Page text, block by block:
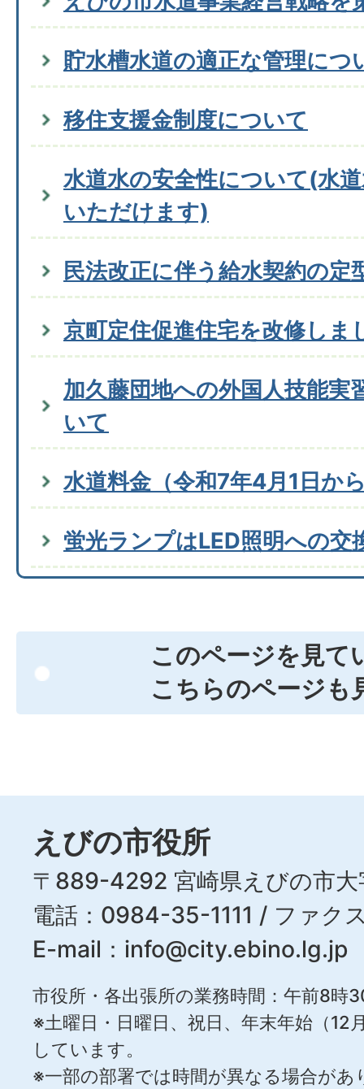
貯水槽水道の適正な管理につ
移住支援金制度について
水道水の安全性について(水
いただけます)
民法改正に伴う給水契約の定
京町定住促進住宅を改修しま
加久藤団地への外国人技能実
いて
水道料金（令和7年4月1日か
蛍光ランプはLED照明への交
このページを見て
こちらのページも
えびの市役所
〒889-4292 宮崎県えびの市大
電話：0984-35-1111 / ファ
E-mail： info@city.ebino.lg.jp
市役所・各出張所の業務時間：午前8時
※土曜日・日曜日、祝日、年末年始（12
しています。
※一部の部署では時間が異なる場合が